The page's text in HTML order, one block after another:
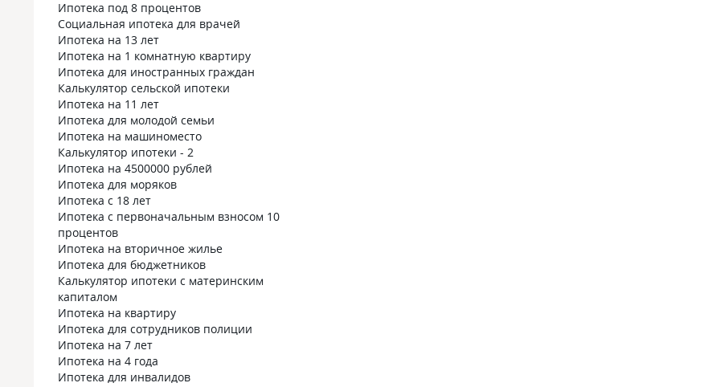
Ипотека под 8 процентов
Социальная ипотека для врачей
Ипотека на 13 лет
Ипотека на 1 комнатную квартиру
Ипотека для иностранных граждан
Калькулятор сельской ипотеки
Ипотека на 11 лет
Ипотека для молодой семьи
Ипотека на машиноместо
Калькулятор ипотеки - 2
Ипотека на 4500000 рублей
Ипотека для моряков
Ипотека с 18 лет
Ипотека с первоначальным взносом 10
процентов
Ипотека на вторичное жилье
Ипотека для бюджетников
Калькулятор ипотеки с материнским
капиталом
Ипотека на квартиру
Ипотека для сотрудников полиции
Ипотека на 7 лет
Ипотека на 4 года
Ипотека для инвалидов